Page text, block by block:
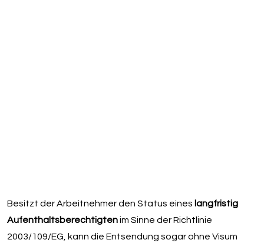
Besitzt der Arbeitnehmer den Status eines langfristig
Aufenthaltsberechtigtenim Sinne der Richtlinie
2003/109/EG, kann die Entsendung sogar ohne Visum